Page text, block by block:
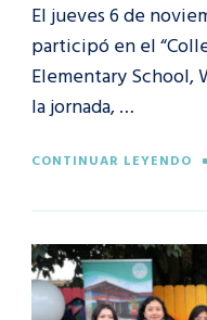
El jueves 6 de
participó en el
Elementary School,
la jornada, …
CONTINUAR LEYENDO